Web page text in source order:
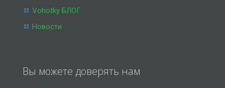
Vohotky БЛОГ
Новости
Вы можете доверять нам